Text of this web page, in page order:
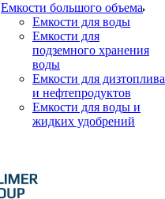
Емкости большого объема
Емкости для воды
Емкости для
подземного хранения
воды
Емкости для дизтоплива
и нефтепродуктов
Емкости для воды и
жидких удобрений